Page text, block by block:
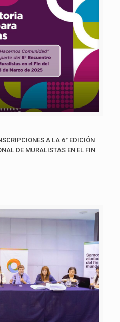
A LA 6° EDICIÓN
DE MURALISTAS EN EL FIN